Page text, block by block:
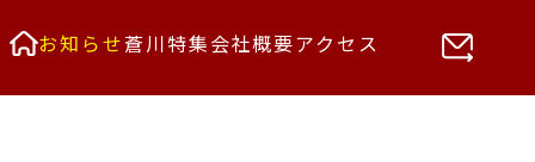
お知らせ蒼川特集会社概要アクセス